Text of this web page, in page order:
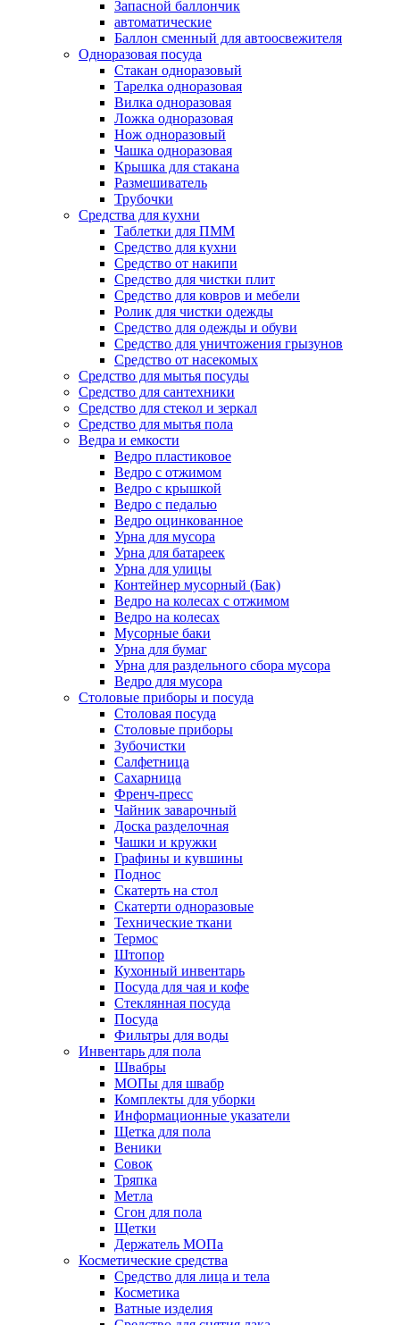
Запасной баллончик
автоматические
Баллон сменный для автоосвежителя
Одноразовая посуда
Стакан одноразовый
Тарелка одноразовая
Вилка одноразовая
Ложка одноразовая
Нож одноразовый
Чашка одноразовая
Крышка для стакана
Размешиватель
Трубочки
Средства для кухни
Таблетки для ПММ
Средство для кухни
Средство от накипи
Средство для чистки плит
Средство для ковров и мебели
Ролик для чистки одежды
Средство для одежды и обуви
Средство для уничтожения грызунов
Средство от насекомых
Средство для мытья посуды
Средство для сантехники
Средство для стекол и зеркал
Средство для мытья пола
Ведра и емкости
Ведро пластиковое
Ведро с отжимом
Ведро с крышкой
Ведро с педалью
Ведро оцинкованное
Урна для мусора
Урна для батареек
Урна для улицы
Контейнер мусорный (Бак)
Ведро на колесах с отжимом
Ведро на колесах
Мусорные баки
Урна для бумаг
Урна для раздельного сбора мусора
Ведро для мусора
Столовые приборы и посуда
Столовая посуда
Столовые приборы
Зубочистки
Салфетница
Сахарница
Френч-пресс
Чайник заварочный
Доска разделочная
Чашки и кружки
Графины и кувшины
Поднос
Скатерть на стол
Скатерти одноразовые
Технические ткани
Термос
Штопор
Кухонный инвентарь
Посуда для чая и кофе
Стеклянная посуда
Посуда
Фильтры для воды
Инвентарь для пола
Швабры
МОПы для швабр
Комплекты для уборки
Информационные указатели
Щетка для пола
Веники
Совок
Тряпка
Метла
Сгон для пола
Щетки
Держатель МОПа
Косметические средства
Средство для лица и тела
Косметика
Ватные изделия